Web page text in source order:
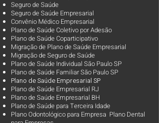
Seguro de Saúde
Seguro de Saúde Empresarial
Convênio Médico Empresarial
Plano de Saúde Coletivo por Adesão
Plano de Saúde Coparticipativo
Migração de Plano de Saúde Empresarial
Migração de Seguro de Saúde
Plano de Saúde Individual São Paulo SP
Plano de Saúde Familiar São Paulo SP
Plano de Saúde Empresarial SP
Plano de Saúde Empresarial RJ
Plano de Saúde Empresarial BH
Plano de Saúde para Terceira Idade
Plano Odontológico para Empresa Plano Dental